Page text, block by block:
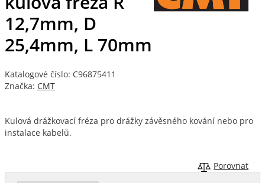
12,7mm, D
25,4mm, L 70mm
Katalogové číslo: C96875411
Značka: CMT
Kulová drážkovací fréza pro drážky závěsného kování nebo pro
instalace kabelů.
Porovnat